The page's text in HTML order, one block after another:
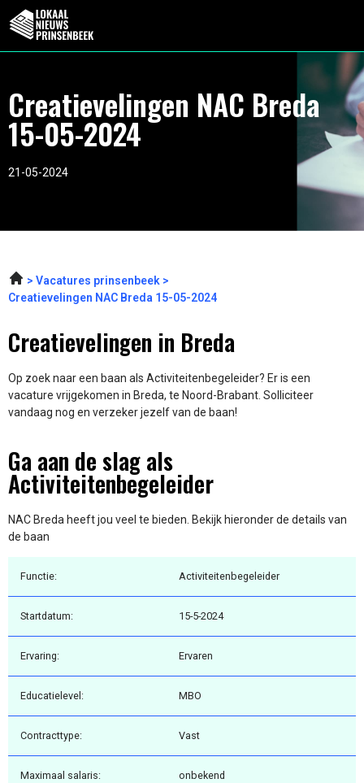
Creatievelingen NAC Breda
15-05-2024
21-05-2024
Vacatures prinsenbeek
Creatievelingen NAC Breda 15-05-2024
Creatievelingen in Breda
Op zoek naar een baan als Activiteitenbegeleider? Er is een
vacature vrijgekomen in Breda, te Noord-Brabant. Solliciteer
vandaag nog en verzeker jezelf van de baan!
Ga aan de slag als
Activiteitenbegeleider
NAC Breda heeft jou veel te bieden. Bekijk hieronder de details van
de baan
Functie: Activiteitenbegeleider
Startdatum: 15-5-2024
Ervaring: Ervaren
Educatielevel: MBO
Contracttype: Vast
Maximaal salaris: onbekend